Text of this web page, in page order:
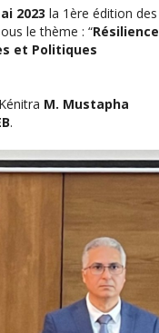
2023 la 1ère édition des
le thème : “Résilience
et Politiques
M. Mustapha
.